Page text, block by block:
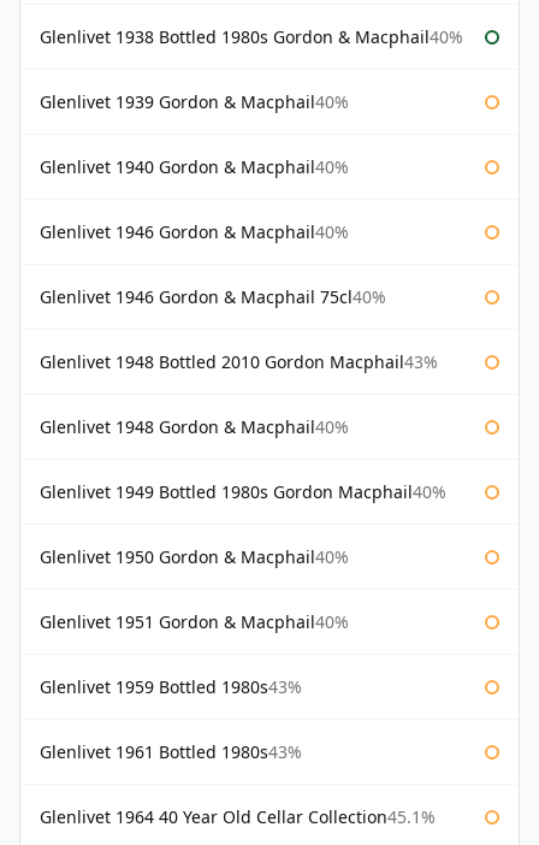
Glenlivet 1938 Bottled 1980s Gordon & Macphail40%
Glenlivet 1939 Gordon & Macphail40%
Glenlivet 1940 Gordon & Macphail40%
Glenlivet 1946 Gordon & Macphail40%
Glenlivet 1946 Gordon & Macphail 75cl40%
Glenlivet 1948 Bottled 2010 Gordon Macphail43%
Glenlivet 1948 Gordon & Macphail40%
Glenlivet 1949 Bottled 1980s Gordon Macphail40%
Glenlivet 1950 Gordon & Macphail40%
Glenlivet 1951 Gordon & Macphail40%
Glenlivet 1959 Bottled 1980s43%
Glenlivet 1961 Bottled 1980s43%
Glenlivet 1964 40 Year Old Cellar Collection45.1%